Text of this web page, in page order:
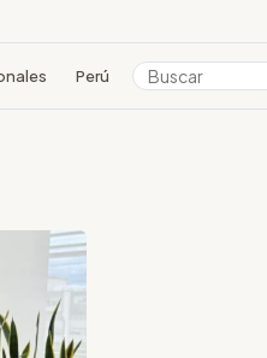
Perú Colombia